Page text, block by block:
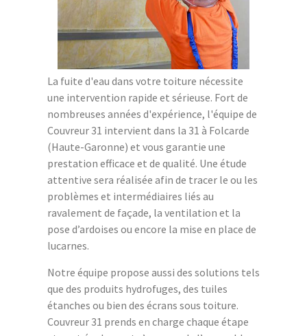
La fuite d'eau dans votre toiture nécessite
une intervention rapide et sérieuse. Fort de
nombreuses années d'expérience, l'équipe de
Couvreur 31 intervient dans la 31 à Folcarde
(Haute-Garonne) et vous garantie une
prestation efficace et de qualité. Une étude
attentive sera réalisée afin de tracer le ou les
problèmes et intermédiaires liés au
ravalement de façade, la ventilation et la
pose d’ardoises ou encore la mise en place de
lucarnes.
Notre équipe propose aussi des solutions tels
que des produits hydrofuges, des tuiles
étanches ou bien des écrans sous toiture.
Couvreur 31 prends en charge chaque étape